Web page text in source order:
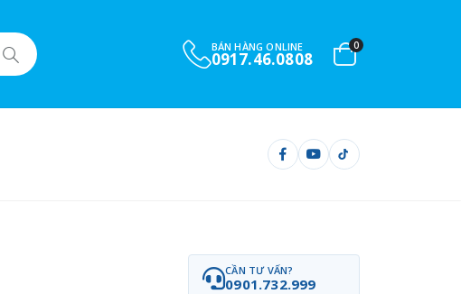
BÁN HÀNG ONLINE
0917.46.0808
0
CẦN TƯ VẤN?
0901.732.999